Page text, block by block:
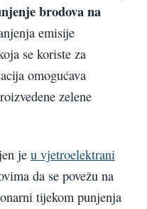
brodova na
emisije
se koriste za
omogućava
zelene
je u vjetroelektrani
da se povežu na
tijekom punjenja